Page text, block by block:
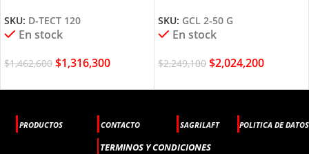
SKU: D-TECT 120
En stock
$1,462,600 $1,316,300
SKU: GCL 2-50 G
En stock
$2,249,100 $2,024,200
PRODUCTOS CONTACTO SAGRILAFT POLITICA DE DATOS
TERMINOS Y CONDICIONES